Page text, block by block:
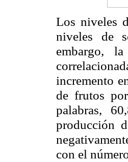
Los niveles
niveles de
embargo,
incremento
de frutos
palabras,
producción
con el